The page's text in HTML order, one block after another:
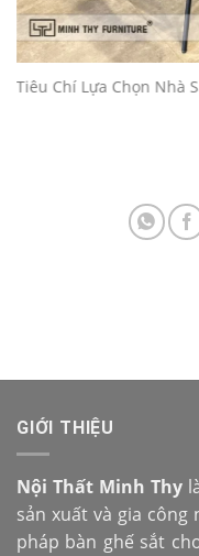
Tiêu Chí Lựa Chọn Nhà
GIỚI THIỆU
Nội Thất Minh Thy
sản xuất và gia công
pháp bàn ghế sắt